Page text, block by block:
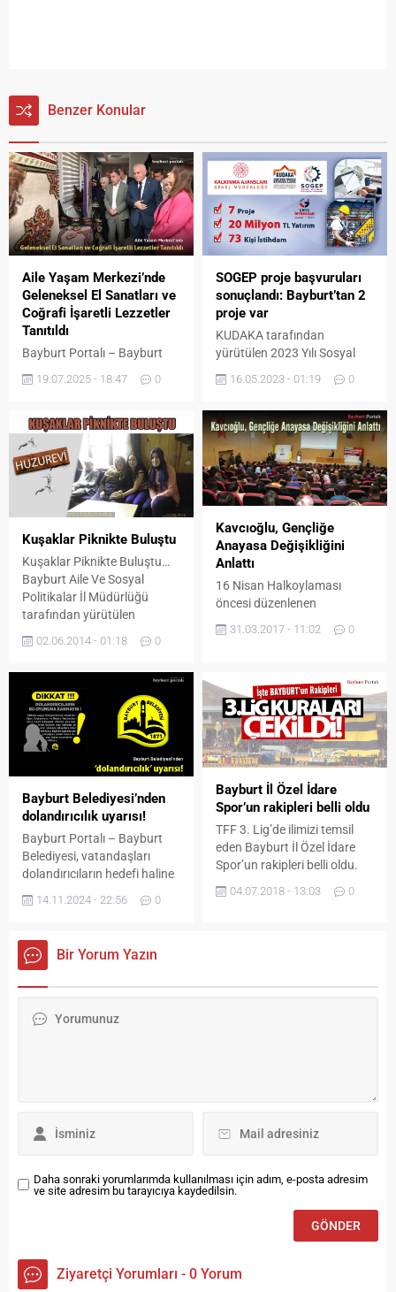
Benzer Konular
Aile Yaşam Merkezi’nde
Geleneksel El Sanatları ve
Coğrafi İşaretli Lezzetler
Tanıtıldı
Bayburt Portalı – Bayburt
Dede Korkut 29. Uluslararası
Kültür ve Sanat Şölenleri
ediyor. Şölenlerin ikinci günü
programları Bayburt
Belediyesi Aile Yaşam
Merkezi tarafından
düzenlenen Yöresel
Dokumacılık Ürünleri ve El
Sanatları Sergisi ile
Bayburt’un lezzetleri dillere
destan olan Coğrafi İşaretli
Yemeklerinin tanıtımı ile
başladı. Program
kapsamında ilk...
19.07.2025 - 18:47 0
SOGEP proje başvuruları
sonuçlandı: Bayburt’tan 2
proje var
KUDAKA tarafından
yürütülen 2023 Yılı Sosyal
Gelişmeyi Destekleme
Programı (SOGEP)
başvurularının
değerlendirme süreci
tamamlandı.
16.05.2023 - 01:19 0
Kuşaklar Piknikte Buluştu
Kuşaklar Piknikte Buluştu…
Bayburt Aile Ve Sosyal
Politikalar İl Müdürlüğü
tarafından yürütülen
Yaşıyoruz” Projesi
günü Bayburt Kent
Ormanında piknik organize
edildi. Bayburt Memnune
EVSEN Huzurevi sakinlerine
yönelik gerçekleştiren
projenin son faaliyeti olarak
hem kuşakları buluşması
hem de yaşlıların piknikle
huzurevi ortamından...
02.06.2014 - 01:18 0
Kavcıoğlu, Gençliğe
Anayasa Değişikliğini
Anlattı
16 Nisan Halkoylaması
öncesi düzenlenen
değişikliğinin hangi
paylaşılmaya devam ediyor.
31.03.2017 - 11:02 0
Bayburt Belediyesi’nden
dolandırıcılık uyarısı!
Bayburt Portalı – Bayburt
Belediyesi, vatandaşları
dolandırıcıların hedefi haline
Belediye adına arayıp para
çalışan kişilere kesinlikle
itibar edilmemesi gerektiği,
başvurması istendi. Bayburt
kimliğini, Başkanımızın ve...
14.11.2024 - 22:56 0
Bayburt İl Özel İdare
Spor’un rakipleri belli oldu
TFF 3. Lig’de ilimizi temsil
eden Bayburt İl Özel İdare
Spor’un rakipleri belli oldu.
olağanüstü kongreye giden
yer aldı. Sarıyer Orhan Saka
04.07.2018 - 13:03 0
Bir Yorum Yazın
Daha sonraki yorumlarımda kullanılması için adım, e-posta adresim
ve site adresim bu tarayıcıya kaydedilsin.
Ziyaretçi Yorumları - 0 Yorum